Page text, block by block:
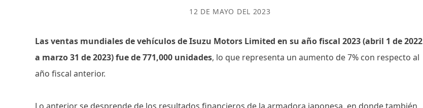
12 DE MAYO DEL 2023
Las ventas mundiales de vehículos de Isuzu Motors Limited en su año fiscal 2023 (abril 1 de 2022
a marzo 31 de 2023) fue de 771,000 unidades, lo que representa un aumento de 7% con respecto al
año fiscal anterior.